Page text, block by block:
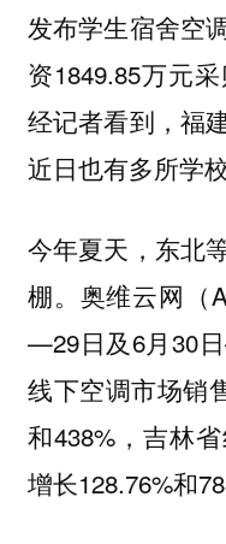
发布学生宿舍空
资1849.85万元
经记者看到，福
近日也有多所学
今年夏天，东北
棚。奥维云网（
—29日及6月30
线下空调市场销
和438%，吉林
增长128.76%和